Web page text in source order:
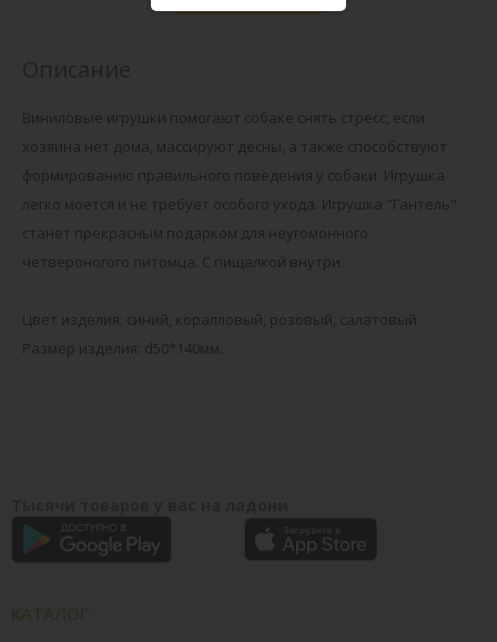
Виниловые игрушки помогают собаке снять стресс, если
хозяина нет дома, массируют десны, а также способствуют
формированию правильного поведения у собаки. Игрушка
легко моется и не требует особого ухода. Игрушка "Гантель"
станет прекрасным подарком для неугомонного
четвероногого питомца. С пищалкой внутри.
Цвет изделия: синий, коралловый, розовый, салатовый.
Размер изделия: d50*140мм.